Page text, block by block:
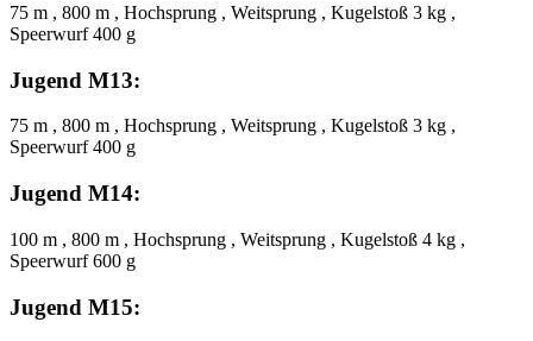
75 m , 800 m , Hochsprung , Weitsprung , Kugelstoß 3 kg ,
Speerwurf 400 g
Jugend M13:
75 m , 800 m , Hochsprung , Weitsprung , Kugelstoß 3 kg ,
Speerwurf 400 g
Jugend M14:
100 m , 800 m , Hochsprung , Weitsprung , Kugelstoß 4 kg ,
Speerwurf 600 g
Jugend M15: